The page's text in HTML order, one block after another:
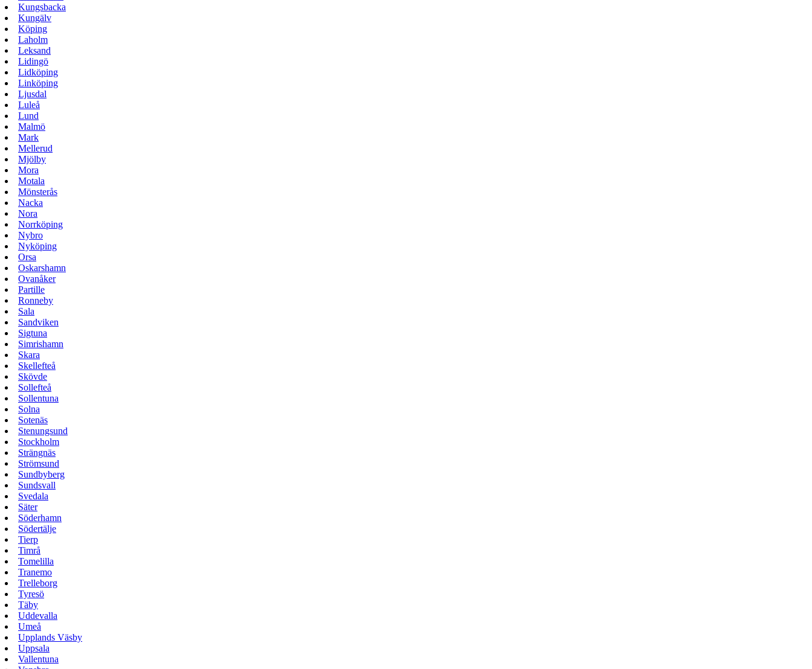
Kungsbacka
Kungälv
Köping
Laholm
Leksand
Lidingö
Lidköping
Linköping
Ljusdal
Luleå
Lund
Malmö
Mark
Mellerud
Mjölby
Mora
Motala
Mönsterås
Nacka
Nora
Norrköping
Nybro
Nyköping
Orsa
Oskarshamn
Ovanåker
Partille
Ronneby
Sala
Sandviken
Sigtuna
Simrishamn
Skara
Skellefteå
Skövde
Sollefteå
Sollentuna
Solna
Sotenäs
Stenungsund
Stockholm
Strängnäs
Strömsund
Sundbyberg
Sundsvall
Svedala
Säter
Söderhamn
Södertälje
Tierp
Timrå
Tomelilla
Tranemo
Trelleborg
Tyresö
Täby
Uddevalla
Umeå
Upplands Väsby
Uppsala
Vallentuna